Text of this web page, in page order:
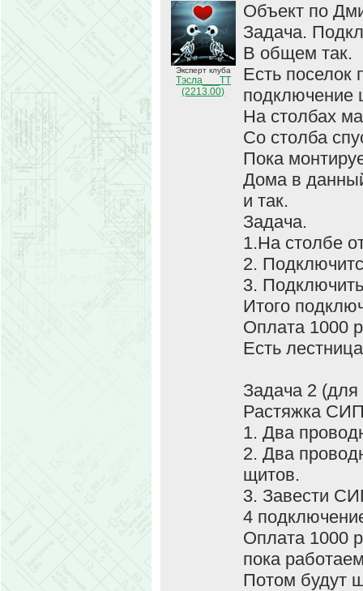
Эксперт клуба
Тэсла___ТТ
(2213.00)
Объект по
Задача.
В общем так.
Есть
подключение
На столбах
Со столба
Пока
Дома в
и так.
Задача.
1.На столбе
2.
3.
Итого
Оплата 1000
Есть
Задача 2 (для
Растяжка
1. Два
2. Два
щитов.
3. Завести
4
Оплата 1000
пока
Потом будут